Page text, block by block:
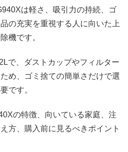
は軽さ、吸引力の持続、ゴ
の充実を重視する人に向いた上
機です。
で、ダストカップやフィルター
め、ゴミ捨ての簡単さだけで選
です。
の特徴、向いている家庭、注
方、購入前に見るべきポイント